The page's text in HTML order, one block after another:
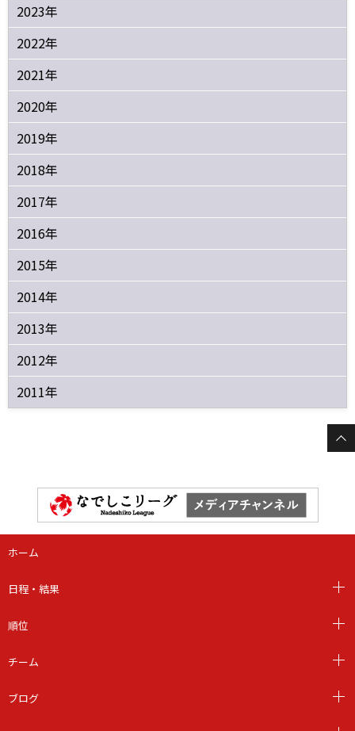
2023年
2022年
2021年
2020年
2019年
2018年
2017年
2016年
2015年
2014年
2013年
2012年
2011年
ホーム
日程・結果
順位
チーム
ブログ